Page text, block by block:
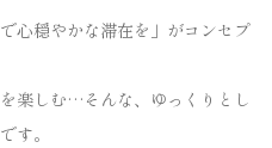
心穏やかな滞在を」がコンセプ
楽しむ…そんな、ゆっくりとし
す。